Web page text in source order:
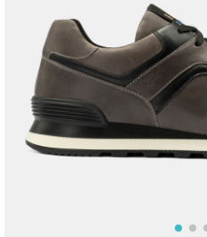
Москва